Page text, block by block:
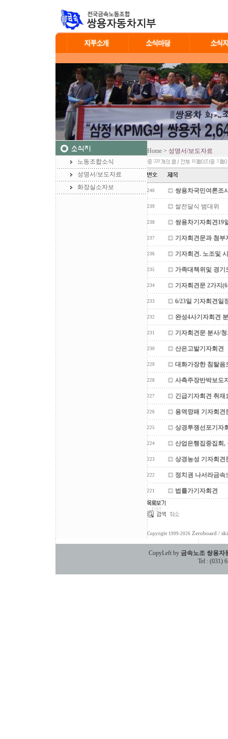
노동조합소식
성명서/보도자료
화장실소자보
Home > 성명서/보도자료
320 16 5
240 쌍용차국민여론조
239 쌀전달식 범대위
238 쌍용차기자회견19
237 기자회견문과 첨부
236 기자회견. 노조및
235 가족대책위및 경기
234 기자회견문 2가지
233 6/23일 기자회견일
232 완성4사기자회견
231 기자회견문 분사/
230 산은고발기자회견
229 대화가장한 침탈음
228 사측주장반박보도
227 긴급기자회견 취재
226 용역깡패 기자회견
225 상경투쟁선포기자
224 산업은행집중집회,
223 상경농성 기자회견
222 정치권 나서라금
221 법률가기자회견
Copyright 1999-2026 Zeroboard /
CopyLeft by 금속노조 쌍용자
Tel : (031)